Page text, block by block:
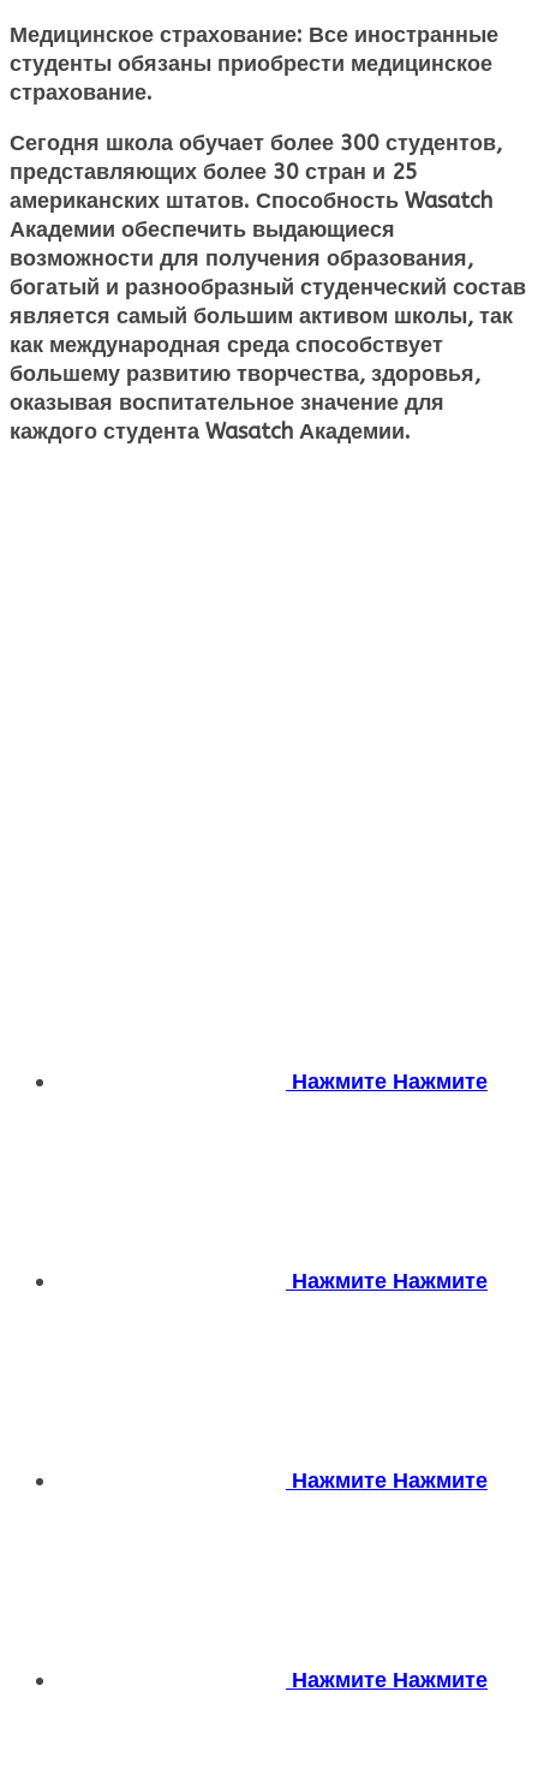
Медицинское страхование: Все иностранные
студенты обязаны приобрести медицинское
страхование.
Сегодня школа обучает более 300 студентов,
представляющих более 30 стран и 25
американских штатов. Способность Wasatch
Академии обеспечить выдающиеся
возможности для получения образования,
богатый и разнообразный студенческий состав
является самый большим активом школы, так
как международная среда способствует
большему развитию творчества, здоровья,
оказывая воспитательное значение для
каждого студента Wasatch Академии.
Нажмите Нажмите
Нажмите Нажмите
Нажмите Нажмите
Нажмите Нажмите